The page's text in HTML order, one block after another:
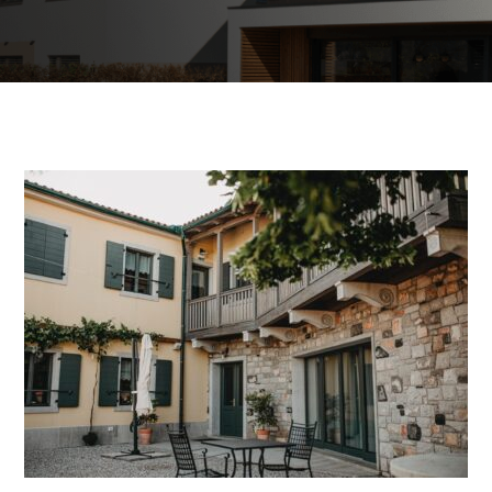
Poslovni in javni objekti
Izkoriščanje odpadne toplote
Po meri
Zemljevid toplotnih črpalk
Izkušnje naših strank
–
Portal za partnerje
Vir informacij in orodja za
pomoč pooblaščenim